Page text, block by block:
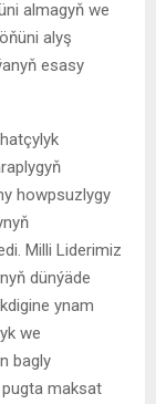
almagyň we
alyş
esasy
howpsuzlygy
Milli Liderimiz
dünýäde
ynam
we
bagly
maksat